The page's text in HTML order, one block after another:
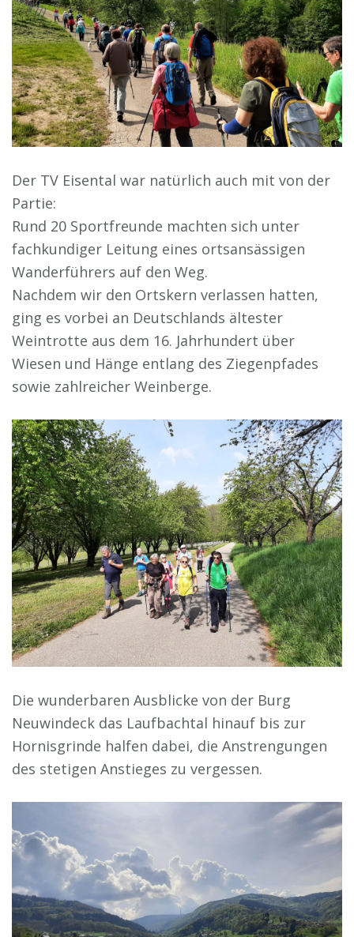
Der TV Eisental war natürlich auch mit von der
Partie:
Rund 20 Sportfreunde machten sich unter
fachkundiger Leitung eines ortsansässigen
Wanderführers auf den Weg.
Nachdem wir den Ortskern verlassen hatten,
ging es vorbei an Deutschlands ältester
Weintrotte aus dem 16. Jahrhundert über
Wiesen und Hänge entlang des Ziegenpfades
sowie zahlreicher Weinberge.
Die wunderbaren Ausblicke von der Burg
Neuwindeck das Laufbachtal hinauf bis zur
Hornisgrinde halfen dabei, die Anstrengungen
des stetigen Anstieges zu vergessen.